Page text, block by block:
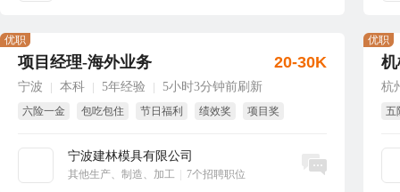
项目经理-海外业务
宁波 本科 5年经验 5小时3分钟前刷新
六险一金 包吃包住 节日福利 绩效奖
项目奖
宁波建林模具有限公司
其他生产、制造、加工 7个招聘职位
优职
20-30K
立即沟通
杭
五
优职